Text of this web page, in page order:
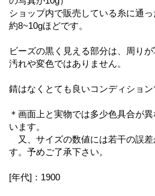
ショップ内で販売している糸に通っ
約8~10gほどです。
ビーズの黒く見える部分は、周りが
汚れや変色ではありません。
錆はなくとても良いコンディション
＊画面上と実物では多少色具合が
います。
又、サイズの数値には若干の誤差
す。予めご了承下さい。
[年代]：1900